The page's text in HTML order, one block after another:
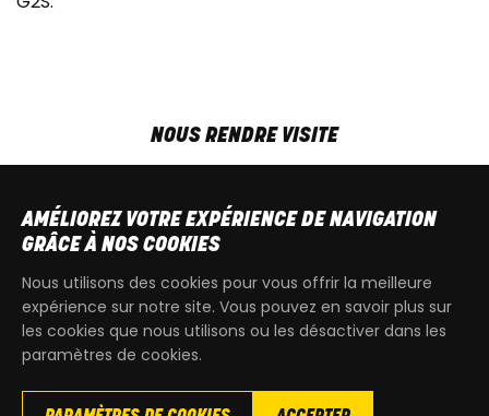
NOUS RENDRE VISITE
SAM9h00 - 13h30
T+32 64 700 970
AMÉLIOREZ VOTRE EXPÉRIENCE DE NAVIGATION
GRÂCE À NOS COOKIES
Nous utilisons des cookies pour vous offrir la meilleure
expérience sur notre site. Vous pouvez en savoir plus sur
les cookies que nous utilisons ou les désactiver dans les
paramètres de cookies.